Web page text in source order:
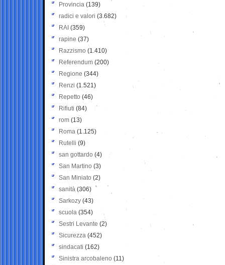
Provincia (139)
radici e valori (3.682)
RAI (359)
rapine (37)
Razzismo (1.410)
Referendum (200)
Regione (344)
Renzi (1.521)
Repetto (46)
Rifiuti (84)
rom (13)
Roma (1.125)
Rutelli (9)
san gottardo (4)
San Martino (3)
San Miniato (2)
sanità (306)
Sarkozy (43)
scuola (354)
Sestri Levante (2)
Sicurezza (452)
sindacati (162)
Sinistra arcobaleno (11)